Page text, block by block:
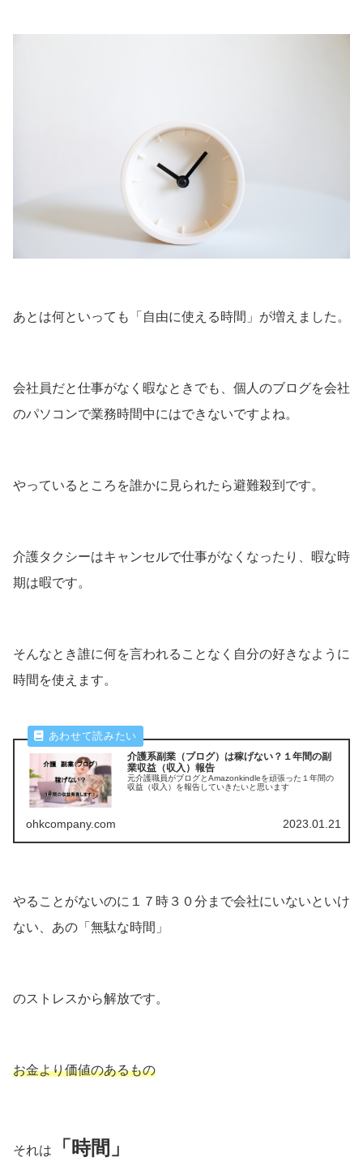
あとは何といっても「自由に使える時間」が増えました。
会社員だと仕事がなく暇なときでも、個人のブログを会社
のパソコンで業務時間中にはできないですよね。
やっているところを誰かに見られたら避難殺到です。
介護タクシーはキャンセルで仕事がなくなったり、暇な時
期は暇です。
そんなとき誰に何を言われることなく自分の好きなように
時間を使えます。
介護系副業（ブログ）は稼げない？１年間の副
業収益（収入）報告
元介護職員がブログとAmazonkindleを頑張った１年間の
収益（収入）を報告していきたいと思います
ohkcompany.com 2023.01.21
やることがないのに１７時３０分まで会社にいないといけ
ない、あの「無駄な時間」
のストレスから解放です。
お金より価値のあるもの
それは 「時間」